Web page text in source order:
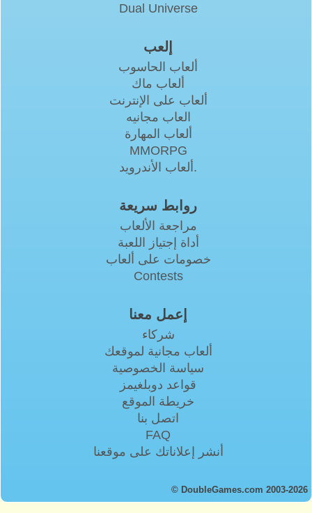
Dual Universe
إلعب
ألعاب الحاسوب
ألعاب ماك
ألعاب على الإنترنت
العاب مجانيه
ألعاب المهارة
MMORPG
ألعاب الأندرويد.
روابط سريعة
مراجعة الألعاب
أداة إجتياز اللعبة
خصومات على ألعاب
Contests
إعمل معنا
شركاء
ألعاب مجانية لموقعك
سياسة الخصوصية
قواعد دوبلغيمز
خريطة الموقع
اتصل بنا
FAQ
أنشر إعلاناتك على موقعنا
© DoubleGames.com 2003-2026